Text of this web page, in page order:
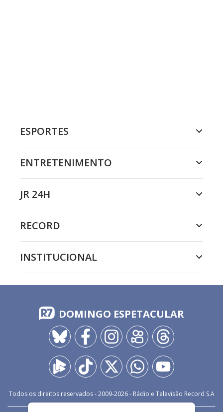
ESPORTES
ENTRETENIMENTO
JR 24H
RECORD
INSTITUCIONAL
DOMINGO ESPETACULAR
Todos os direitos reservados - 2009-2026- Rádio e Televisão Record S.A